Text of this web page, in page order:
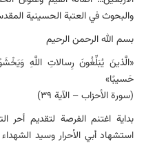
والبحوث في العتبة الحسينية المقدسة –
بسم الله الرحمن الرحیم
«الَّذينَ يُبَلِّغُونَ رِسالاتِ اللَّهِ
حَسيبًا»
(سورة الأحزاب – الآیة ۳۹)
بدایة اغتنم الفرصة لتقدیم أحر
استشهاد أبي الأحرار وسید